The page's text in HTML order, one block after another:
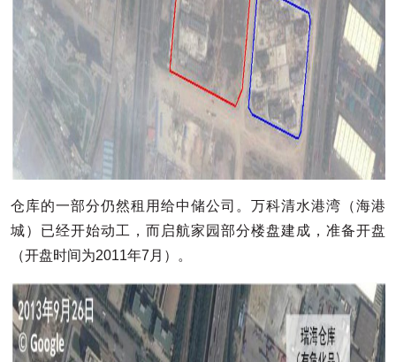
仓库的一部分仍然租用给中储公司。万科清水港湾（海港
城）已经开始动工，而启航家园部分楼盘建成，准备开盘
（开盘时间为2011年7月）。